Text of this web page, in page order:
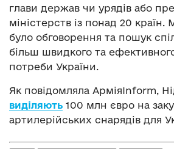
глави держав чи урядів або
міністерств із понад 20 країн.
було обговорення та пошук
більш швидкого та
потреби України.
Як повідомляла АрміяInform,
виділяють 100 млн євро на
артилерійських снарядів для